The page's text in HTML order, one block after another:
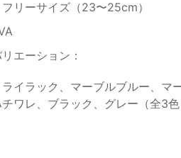
リーサイズ（23〜25cm）
エーション：
イラック、マーブルブルー、マ
ワレ、ブラック、グレー（全3色